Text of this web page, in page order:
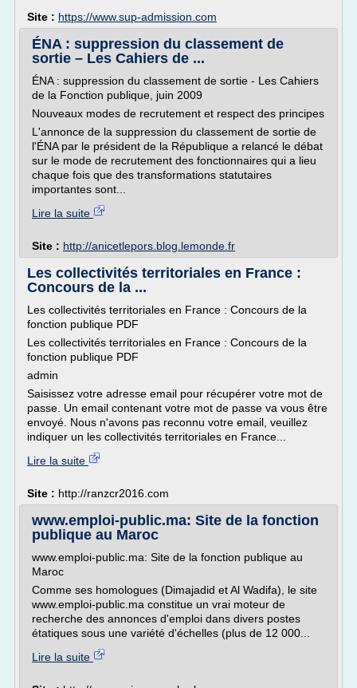
Site : https://www.sup-admission.com
ÉNA : suppression du classement de
sortie – Les Cahiers de ...
ÉNA : suppression du classement de sortie - Les Cahiers
de la Fonction publique, juin 2009
Nouveaux modes de recrutement et respect des principes
L'annonce de la suppression du classement de sortie de
l'ÉNA par le président de la République a relancé le débat
sur le mode de recrutement des fonctionnaires qui a lieu
chaque fois que des transformations statutaires
importantes sont...
Lire la suite
Site : http://anicetlepors.blog.lemonde.fr
Les collectivités territoriales en France :
Concours de la ...
Les collectivités territoriales en France : Concours de la
fonction publique PDF
Les collectivités territoriales en France : Concours de la
fonction publique PDF
admin
Saisissez votre adresse email pour récupérer votre mot de
passe. Un email contenant votre mot de passe va vous être
envoyé. Nous n'avons pas reconnu votre email, veuillez
indiquer un les collectivités territoriales en France...
Lire la suite
Site : http://ranzcr2016.com
www.emploi-public.ma: Site de la fonction
publique au Maroc
www.emploi-public.ma: Site de la fonction publique au
Maroc
Comme ses homologues (Dimajadid et Al Wadifa), le site
www.emploi-public.ma constitue un vrai moteur de
recherche des annonces d'emploi dans divers postes
étatiques sous une variété d'échelles (plus de 12 000...
Lire la suite